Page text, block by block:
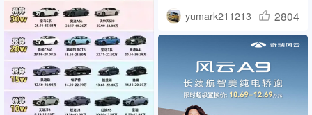
yumark211213 2804